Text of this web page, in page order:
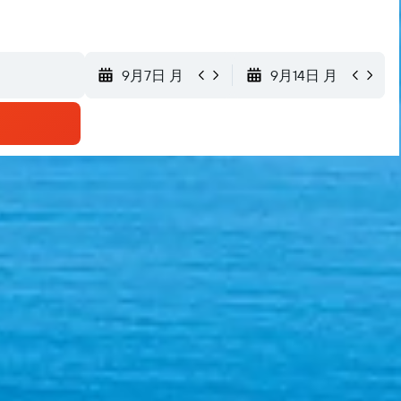
9月7日 月 9月14日 月